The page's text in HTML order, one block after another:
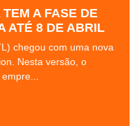
A FASE DE
ATÉ 8 DE ABRIL
chegou com uma nova
Nesta versão, o